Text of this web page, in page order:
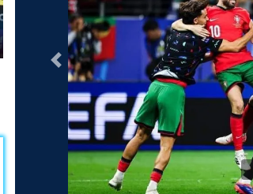
التالى
"حق العودة"